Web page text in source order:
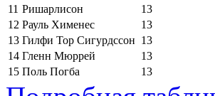
11 Ришарлисон
13
12 Рауль Хименес
13
13 Гилфи Тор Сигурдссон 13
14 Гленн Мюррей
13
15 Поль Погба 13